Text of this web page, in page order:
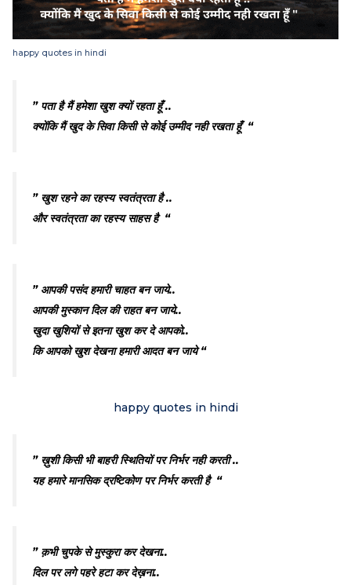
happy quotes in hindi
” पता है मैं हमेशा खुश क्यों रहता हूँ ..
क्योंकि मैं खुद के सिवा किसी से कोई उम्मीद नही रखता हूँ “
” खुश रहने का रहस्य स्वतंत्रता है ..
और स्वतंत्रता का रहस्य साहस है “
” आपकी पसंद हमारी चाहत बन जाये..
आपकी मुस्कान दिल की राहत बन जाये..
खुदा खुशियों से इतना खुश कर दे आपको..
कि आपको खुश देखना हमारी आदत बन जाये “
happy quotes in hindi
” ख़ुशी किसी भी बाहरी स्थितियों पर निर्भर नही करती ..
यह हमारे मानसिक द्रष्टिकोण पर निर्भर करती है “
” क़भी चुपके से मुस्कुरा कर देखना..
दिल पर लगे पहरे हटा कर देख़ना..